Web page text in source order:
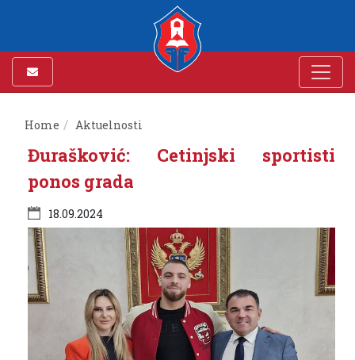
Home Aktuelnosti
Đurašković: Cetinjski sportisti
ponos grada
18.09.2024